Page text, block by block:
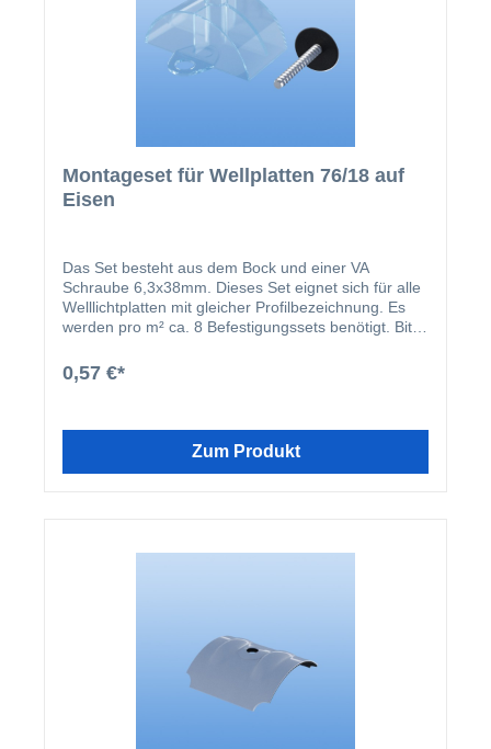
Montageset für Wellplatten 76/18 auf
Eisen
Das Set besteht aus dem Bock und einer VA
Schraube 6,3x38mm. Dieses Set eignet sich für alle
Welllichtplatten mit gleicher Profilbezeichnung. Es
werden pro m² ca. 8 Befestigungssets benötigt. Bitte
Platten 3 mm größer vorgebohrt werden müssen.
Das Montageset für Lichtplatten besteht aus dem
mm - bei Aluminium mit 5 mm vorgebohrt. Zum
0,57 €*
Zum Produkt